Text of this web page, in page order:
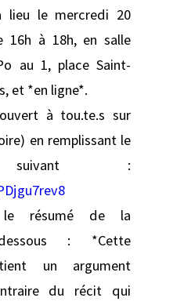
lieu le mercredi 20
16h à 18h, en salle
au 1, place Saint-
et *en ligne*.
à tou.te.s sur
en remplissant le
suivant :
le résumé de la
: *Cette
un argument
du récit qui